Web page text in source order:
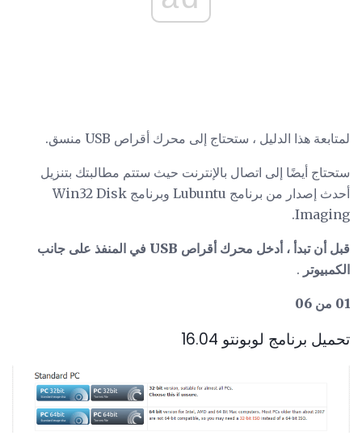
لمتابعة هذا الدليل ، ستحتاج إلى محرك أقراص USB منسق.
ستحتاج أيضًا إلى اتصال بالإنترنت حيث ستتم مطالبتك بتنزيل
أحدث إصدار من برنامج Lubuntu وبرنامج Win32 Disk
Imaging.
قبل أن تبدأ ، أدخل محرك أقراص USB في المنفذ على جانب
الكمبيوتر .
01 من 06
تحميل برنامج لوبونتو 16.04